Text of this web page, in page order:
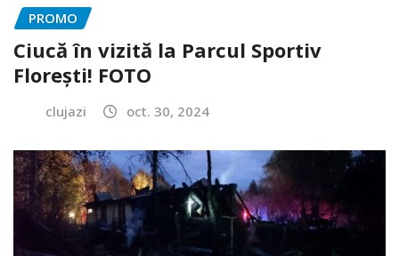
PROMO
Ciucă în vizită la Parcul Sportiv
Florești! FOTO
clujazi oct. 30, 2024